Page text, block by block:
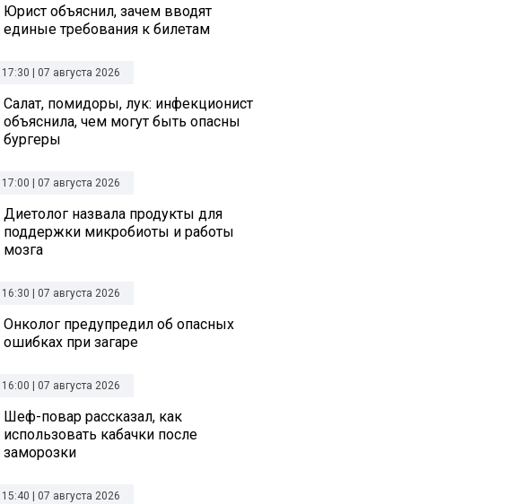
Юрист объяснил, зачем вводят
единые требования к билетам
17:30 | 07 августа 2026
Салат, помидоры, лук: инфекционист
объяснила, чем могут быть опасны
бургеры
17:00 | 07 августа 2026
Диетолог назвала продукты для
поддержки микробиоты и работы
мозга
16:30 | 07 августа 2026
Онколог предупредил об опасных
ошибках при загаре
16:00 | 07 августа 2026
Шеф-повар рассказал, как
использовать кабачки после
заморозки
15:40 | 07 августа 2026